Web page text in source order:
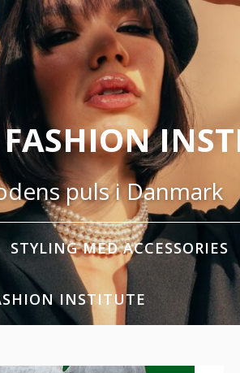
puls i Danmark
STYLING MED ACCESSORIES
INSTITUTE